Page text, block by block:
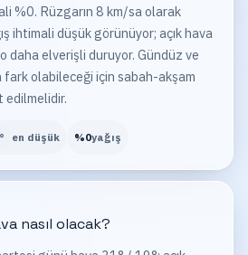
%0. Rüzgarın 8 km/sa olarak
ihtimali düşük görünüyor; açık hava
daha elverişli duruyor. Gündüz ve
fark olabileceği için sabah-akşam
edilmelidir.
° en düşük %0yağış
nasıl olacak?